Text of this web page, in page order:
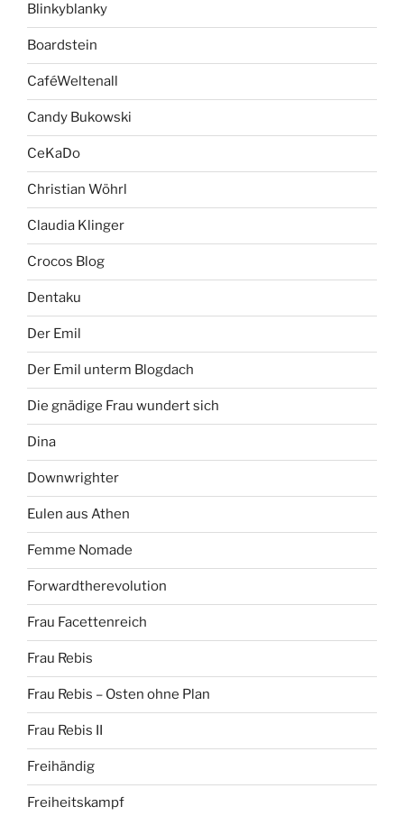
Blinkyblanky
Boardstein
CaféWeltenall
Candy Bukowski
CeKaDo
Christian Wöhrl
Claudia Klinger
Crocos Blog
Dentaku
Der Emil
Der Emil unterm Blogdach
Die gnädige Frau wundert sich
Dina
Downwrighter
Eulen aus Athen
Femme Nomade
Forwardtherevolution
Frau Facettenreich
Frau Rebis
Frau Rebis – Osten ohne Plan
Frau Rebis II
Freihändig
Freiheitskampf